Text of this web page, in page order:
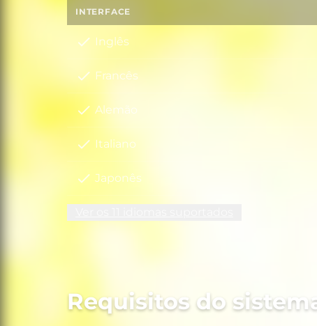
INTERFACE
Inglês
Francês
Alemão
Italiano
Japonês
Requisitos do